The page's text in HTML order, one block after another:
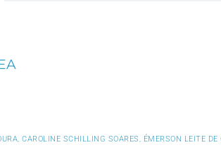
CAROLINE SCHILLING SOARES, ÉMERSON LEITE